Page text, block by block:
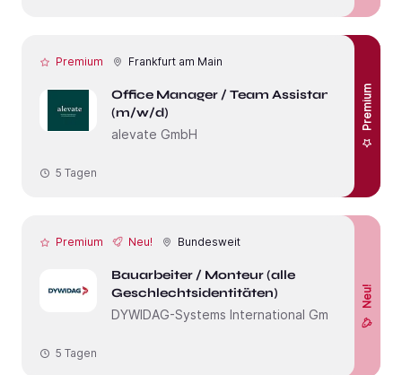
Premium Frankfurt am Main
Office Manager / Team Assistant
(m/w/d)
alevate GmbH
Premium
5 Tagen
Premium Neu! Bundesweit
Bauarbeiter / Monteur (alle
Geschlechtsidentitäten)
DYWIDAG-Systems International GmbH
Neu!
5 Tagen